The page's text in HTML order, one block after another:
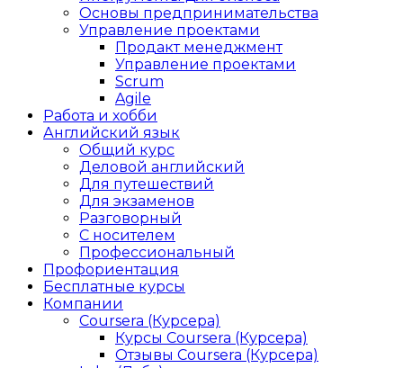
Основы предпринимательства
Управление проектами
Продакт менеджмент
Управление проектами
Scrum
Agile
Работа и хобби
Английский язык
Общий курс
Деловой английский
Для путешествий
Для экзаменов
Разговорный
С носителем
Профессиональный
Профориентация
Бесплатные курсы
Компании
Coursera (Курсера)
Курсы Coursera (Курсера)
Отзывы Coursera (Курсера)